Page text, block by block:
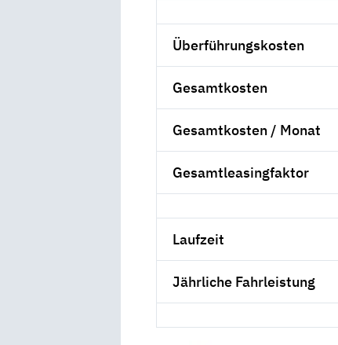
Überführungskosten
Gesamtkosten
Gesamtkosten / Monat
Gesamtleasingfaktor
Laufzeit
Jährliche Fahrleistung